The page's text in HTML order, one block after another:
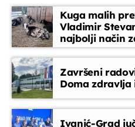
Obavijesti
Kratke obavijesti i najave o
promjenama programa i
slušatelje, između redovnih
DANAS NA PROGRAMU
09:45 - 10:00
Kuga malih
Vladimir
najbolji način
bolesti
Završeni
Doma zdravlja
Ivanić-Grad